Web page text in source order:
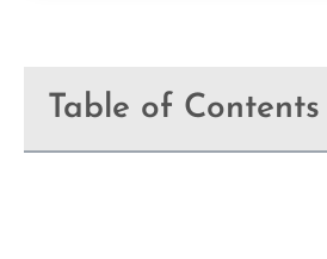
Table of Contents